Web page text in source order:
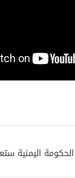
الحكومة اليمنية